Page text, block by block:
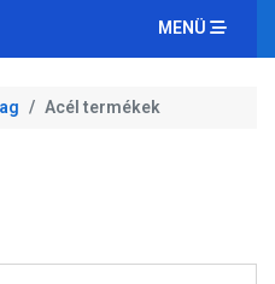
MENÜ
Acél termékek